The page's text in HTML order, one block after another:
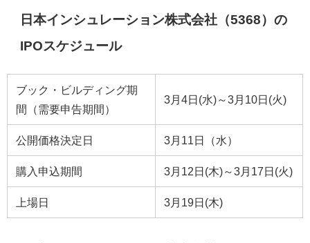
日本インシュレーション株式会社（5368）の
IPOスケジュール
ブック・ビルディング期
間（需要申告期間）
3月4日(水)～3月10日(火)
公開価格決定日 3月11日（水）
購入申込期間 3月12日(木)～3月17日(火)
上場日 3月19日(木)